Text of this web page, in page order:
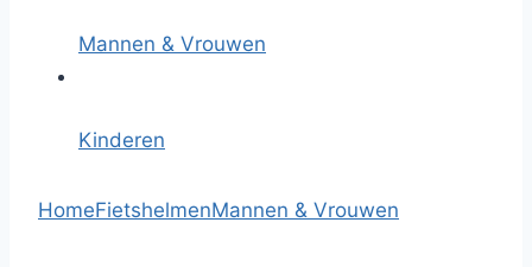
Mannen & Vrouwen
Kinderen
HomeFietshelmenMannen & Vrouwen